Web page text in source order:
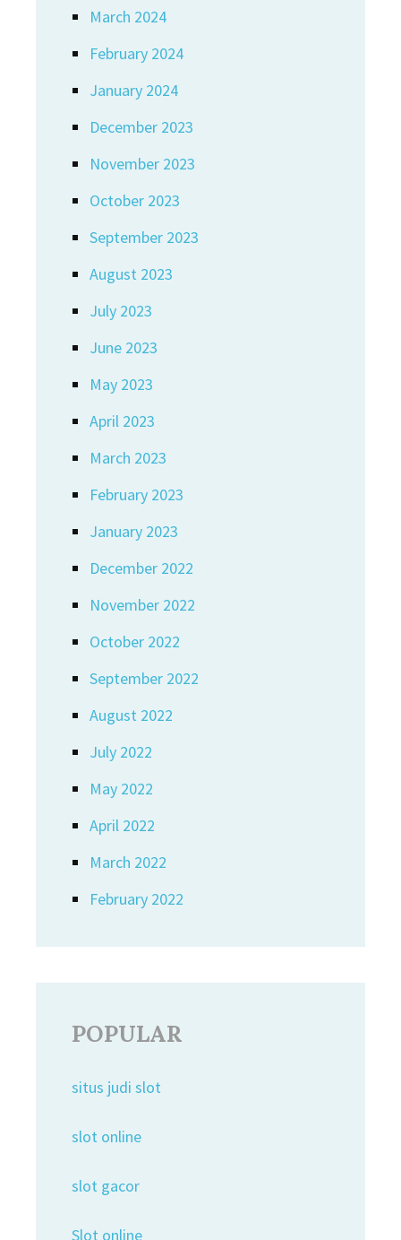
March 2024
February 2024
January 2024
December 2023
November 2023
October 2023
September 2023
August 2023
July 2023
June 2023
May 2023
April 2023
March 2023
February 2023
January 2023
December 2022
November 2022
October 2022
September 2022
August 2022
July 2022
May 2022
April 2022
March 2022
February 2022
POPULAR
situs judi slot
slot online
slot gacor
Slot online